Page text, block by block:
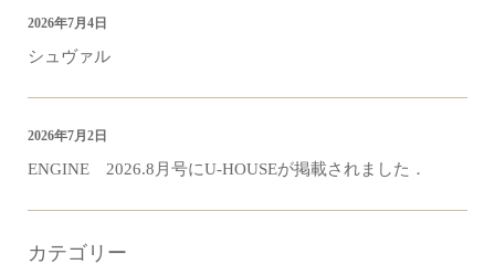
シュヴァル
2026年7月4日
ENGINE 2026.8月号にU-HOUSEが掲載されました．
2026年7月2日
カテゴリー